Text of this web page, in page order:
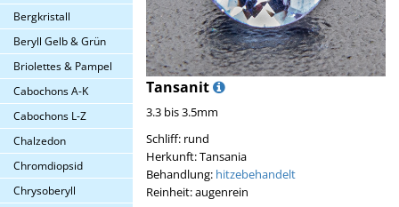
Bergkristall
Beryll Gelb & Grün
Briolettes & Pampel
Cabochons A-K
Cabochons L-Z
Chalzedon
Chromdiopsid
Chrysoberyll
Tansanit
3.3 bis 3.5mm
Schliff: rund
Herkunft: Tansania
Behandlung: hitzebehandelt
Reinheit: augenrein